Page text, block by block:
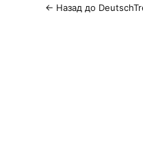
← Назад до